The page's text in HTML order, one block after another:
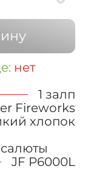
нет
1 залп
Fireworks
хлопок
JF P6000L